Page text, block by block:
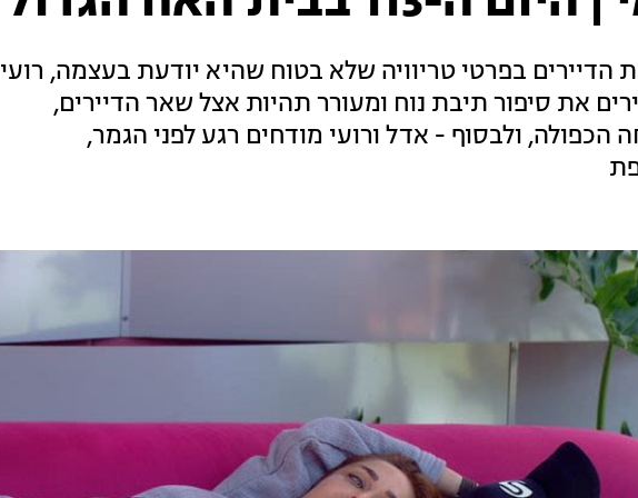
הדיירים בפרטי טריוויה שלא בטוח שהיא יודעת בעצמה, רועי
את סיפור תיבת נוח ומעורר תהיות אצל שאר הדיירים,
הכפולה, ולבסוף - אדל ורועי מודחים רגע לפני הגמר,